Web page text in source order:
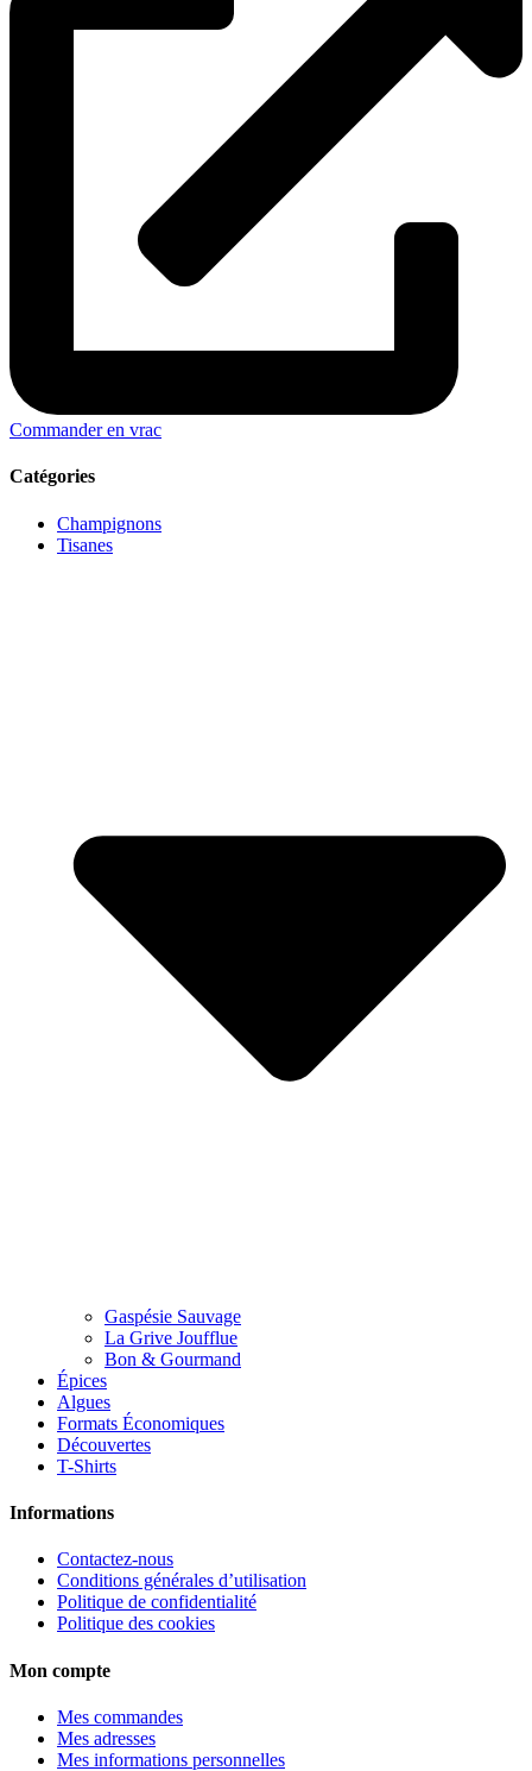
Commander en vrac
Catégories
Champignons
Tisanes
Gaspésie Sauvage
La Grive Joufflue
Bon & Gourmand
Épices
Algues
Formats Économiques
Découvertes
T-Shirts
Informations
Contactez-nous
Conditions générales d’utilisation
Politique de confidentialité
Politique des cookies
Mon compte
Mes commandes
Mes adresses
Mes informations personnelles